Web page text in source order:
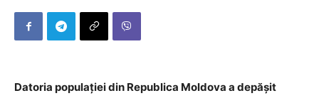
Datoria populației din Republica Moldova a depășit